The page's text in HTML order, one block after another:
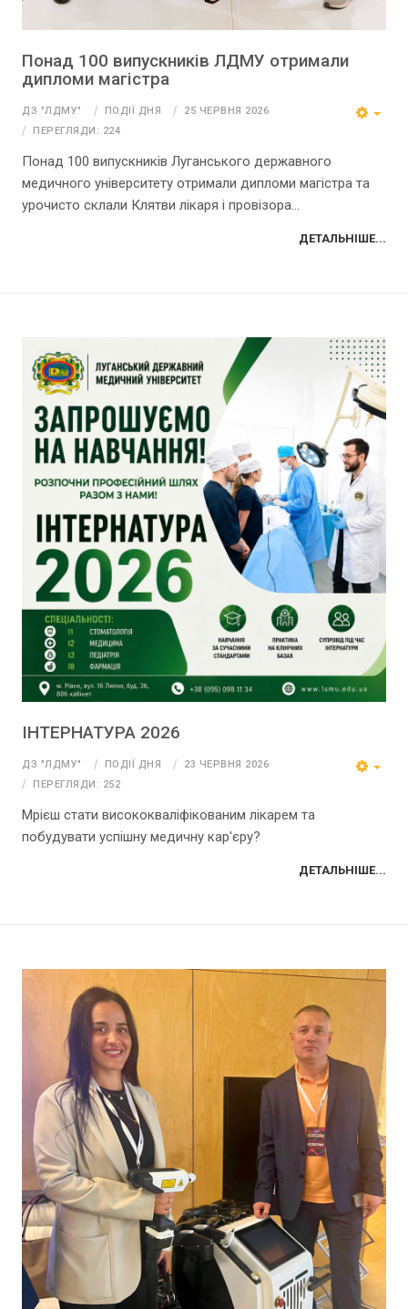
Понад 100 випускників ЛДМУ отримали
дипломи магістра
ДЗ "ЛДМУ" ПОДІЇ ДНЯ
25 ЧЕРВНЯ 2026
ПЕРЕГЛЯДИ: 224
Понад 100 випускників Луганського державного
медичного університету отримали дипломи магістра та
урочисто склали Клятви лікаря і провізора...
ДЕТАЛЬНІШЕ...
ІНТЕРНАТУРА 2026
ДЗ "ЛДМУ" ПОДІЇ ДНЯ
23 ЧЕРВНЯ 2026
ПЕРЕГЛЯДИ: 252
Мрієш стати висококваліфікованим лікарем та
побудувати успішну медичну кар'єру?
ДЕТАЛЬНІШЕ...